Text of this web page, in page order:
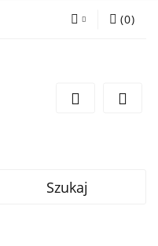
Wyślij e-mail
(0)
Szukaj